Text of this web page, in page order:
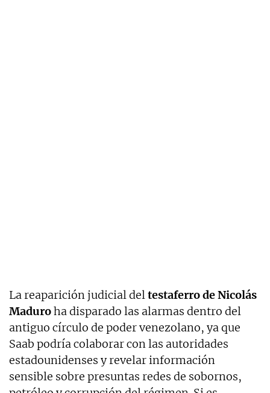
La reaparición judicial deltestaferro de Nicolás
Maduroha disparado las alarmas dentro del
antiguo círculo de poder venezolano, ya que
Saab podría colaborar con las autoridades
estadounidenses y revelar información
sensible sobre presuntas redes de sobornos,